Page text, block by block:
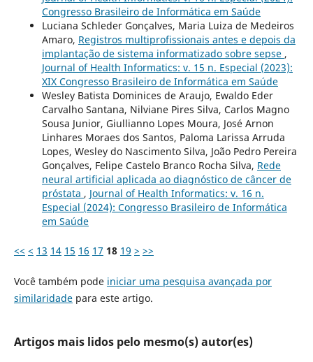
Congresso Brasileiro de Informática em Saúde
Luciana Schleder Gonçalves, Maria Luiza de Medeiros
Amaro, Registros multiprofissionais antes e depois da
implantação de sistema informatizado sobre sepse ,
Journal of Health Informatics: v. 15 n. Especial (2023):
XIX Congresso Brasileiro de Informática em Saúde
Wesley Batista Dominices de Araujo, Ewaldo Eder
Carvalho Santana, Nilviane Pires Silva, Carlos Magno
Sousa Junior, Giullianno Lopes Moura, José Arnon
Linhares Moraes dos Santos, Paloma Larissa Arruda
Lopes, Wesley do Nascimento Silva, João Pedro Pereira
Gonçalves, Felipe Castelo Branco Rocha Silva, Rede
neural artificial aplicada ao diagnóstico de câncer de
próstata , Journal of Health Informatics: v. 16 n.
Especial (2024): Congresso Brasileiro de Informática
em Saúde
<< < 13 14 15 16 17 18 19 > >>
Você também pode iniciar uma pesquisa avançada por
similaridadepara este artigo.
Artigos mais lidos pelo mesmo(s) autor(es)